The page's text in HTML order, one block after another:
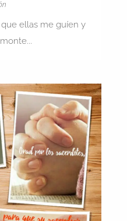
ellas me guíen y